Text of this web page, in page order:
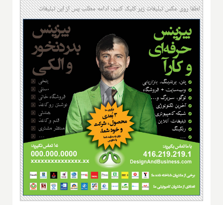
لطفا روی عکس تبلیغات زیر کلیک کنید؛ ادامه مطلب پس از این تبلیغات